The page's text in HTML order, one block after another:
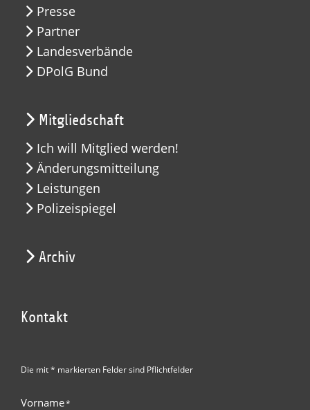
Presse
Partner
Landesverbände
DPolG Bund
Mitgliedschaft
Ich will Mitglied werden!
Änderungsmitteilung
Leistungen
Polizeispiegel
Archiv
Kontakt
Die mit * markierten Felder sind Pflichtfelder
Vorname*